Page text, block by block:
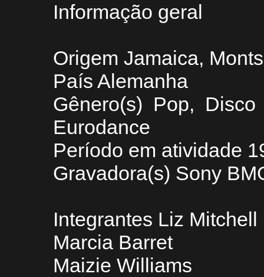
Informação geral
Origem Jamaica,
País Alemanha
Gênero(s) Pop,
Eurodance
Período em atividade
Gravadora(s) Sony
Integrantes Liz Mitchell
Marcia Barret
Maizie Williams